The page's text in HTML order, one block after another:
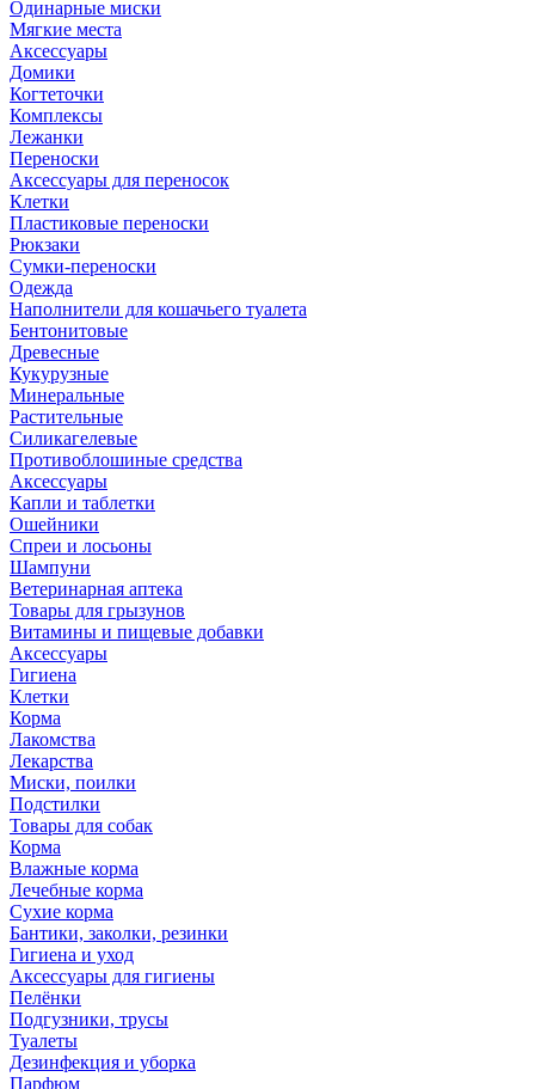
Одинарные миски
Мягкие места
Аксессуары
Домики
Когтеточки
Комплексы
Лежанки
Переноски
Аксессуары для переносок
Клетки
Пластиковые переноски
Рюкзаки
Сумки-переноски
Одежда
Наполнители для кошачьего туалета
Бентонитовые
Древесные
Кукурузные
Минеральные
Растительные
Силикагелевые
Противоблошиные средства
Аксессуары
Капли и таблетки
Ошейники
Спреи и лосьоны
Шампуни
Ветеринарная аптека
Товары для грызунов
Витамины и пищевые добавки
Аксессуары
Гигиена
Клетки
Корма
Лакомства
Лекарства
Миски, поилки
Подстилки
Товары для собак
Корма
Влажные корма
Лечебные корма
Сухие корма
Бантики, заколки, резинки
Гигиена и уход
Аксессуары для гигиены
Пелёнки
Подгузники, трусы
Туалеты
Дезинфекция и уборка
Парфюм